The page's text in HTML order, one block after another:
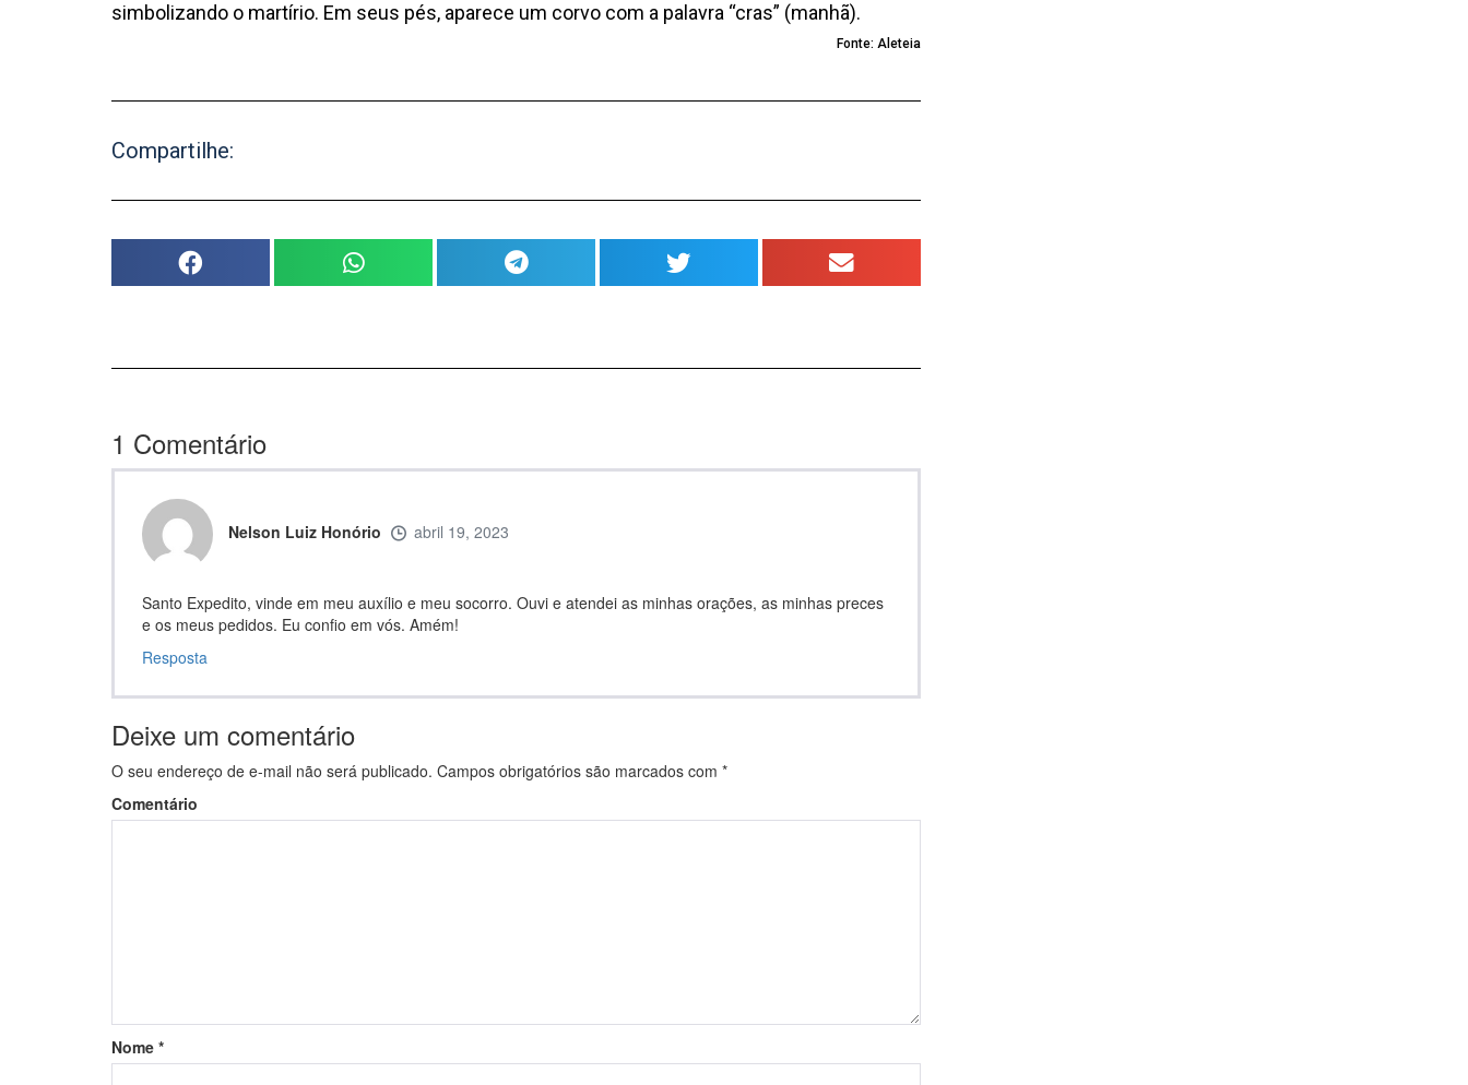
simbolizando o martírio. Em seus pés, aparece um corvo com a palavra “cras” (manhã).
Fonte: Aleteia
Compartilhe:
1 Comentário
Nelson Luiz Honório abril 19, 2023
Santo Expedito, vinde em meu auxílio e meu socorro. Ouvi e atendei as minhas orações, as minhas preces
e os meus pedidos. Eu confio em vós. Amém!
Resposta
Deixe um comentário
O seu endereço de e-mail não será publicado. Campos obrigatórios são marcados com *
Comentário
Nome *